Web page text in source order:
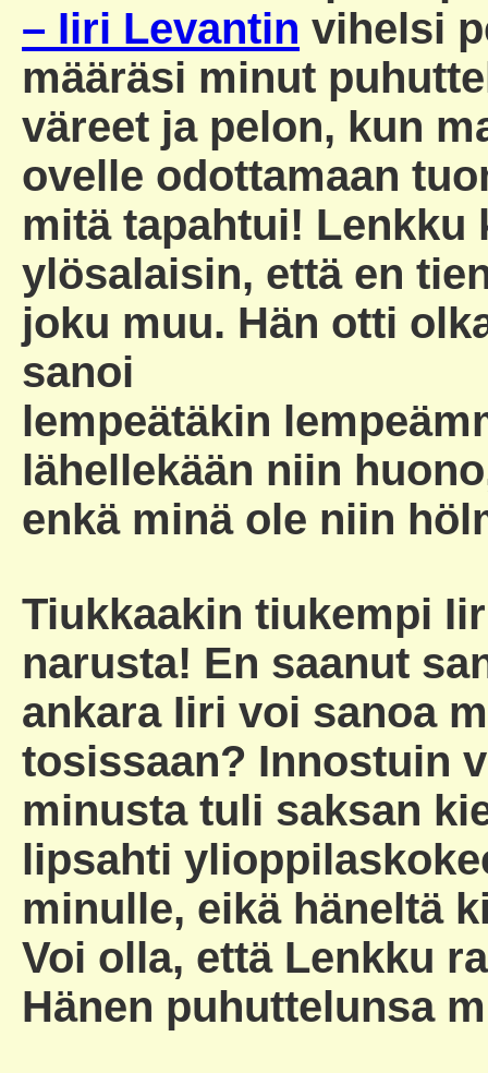
– Iiri Levantin vihelsi
määräsi minut
väreet ja pelon, kun
ovelle odottamaan
mitä tapahtui! Lenkku
ylösalaisin, että en
joku muu. Hän otti
sanoi
lempeätäkin
lähellekään niin
enkä minä ole niin
Tiukkaakin tiukempi
narusta! En saanut
ankara Iiri voi sanoa
tosissaan? Innostuin
minusta tuli saksan
lipsahti
minulle, eikä häneltä
Voi olla, että Lenkku
Hänen puhuttelunsa